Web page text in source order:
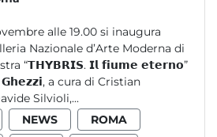
alle 19.00 si inaugura
Nazionale d’Arte Moderna di
“𝗧𝗛𝗬𝗕𝗥𝗜𝗦. 𝗜𝗹 𝗳𝗶𝘂𝗺𝗲 𝗲𝘁𝗲𝗿𝗻𝗼”
a cura di Cristian
Silvioli,...
NEWS
ROMA